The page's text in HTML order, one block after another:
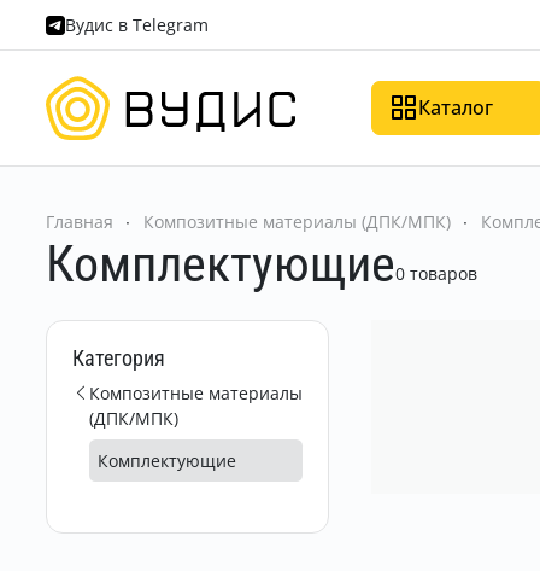
Вудис в Telegram
Каталог
Главная Композитные материалы (ДПК/МПК)
Комплектующие0 товаров
Категория
Композитные материалы
(ДПК/МПК)
Комплектующие